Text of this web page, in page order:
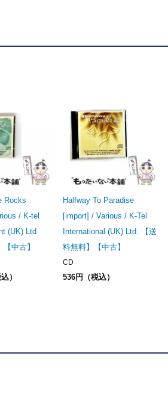
Rocks
/ K-tel
(UK) Ltd
【中古】
）
Halfway To Paradise
[import] / Various / K-Tel
International (UK) Ltd. 【送
料無料】【中古】
CD
536円（税込）